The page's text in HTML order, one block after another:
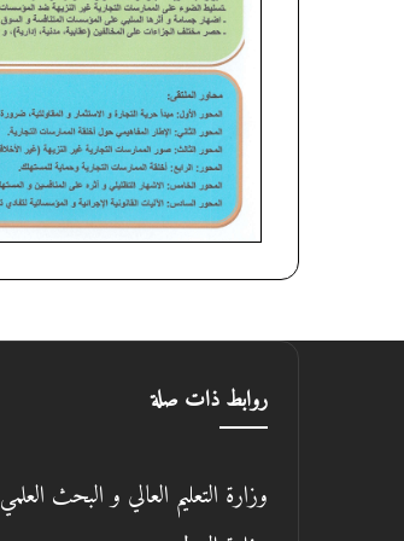
روابط ذات صلة
وزارة التعليم العالي و البحث العلمي